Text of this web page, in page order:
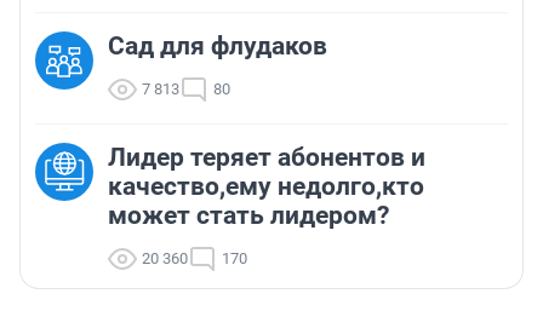
Сад для флудаков
7 813 80
Лидер теряет абонентов и
качество,ему недолго,кто
может стать лидером?
20 360 170